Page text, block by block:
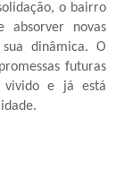
o bairro
absorver novas
dinâmica. O
futuras
vivido e já está